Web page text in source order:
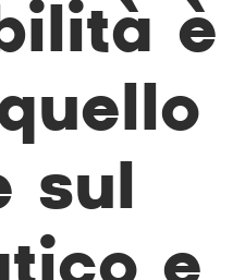
è
sul